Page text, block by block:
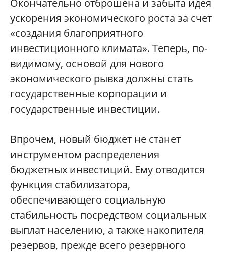
Окончательно отброшена и забыта идея
ускорения экономического роста за счет
«создания благоприятного
инвестиционного климата». Теперь, по-
видимому, основой для нового
экономического рывка должны стать
государственные корпорации и
государственные инвестиции.
Впрочем, новый бюджет не станет
инструментом распределения
бюджетных инвестиций. Ему отводится
функция стабилизатора,
обеспечивающего социальную
стабильность посредством социальных
выплат населению, а также накопителя
резервов, прежде всего резервного